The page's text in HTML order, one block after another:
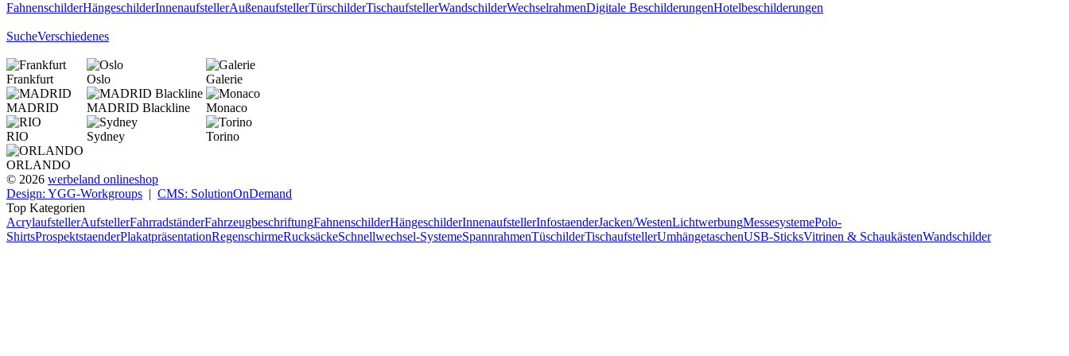
FahnenschilderHängeschilderInnenaufstellerAußenaufstellerTürschilderTischaufstellerWandschilderWechselrahmenDigitale BeschilderungenHotelbeschilderungen
SucheVerschiedenes
Frankfurt Oslo Galerie
MADRID MADRID Blackline Monaco
RIO Sydney Torino
ORLANDO
© 2026 werbeland onlineshop
Design: YGG-Workgroups | CMS: SolutionOnDemand
Top Kategorien
AcrylaufstellerAufstellerFahrradständerFahrzeugbeschriftungFahnenschilderHängeschilderInnenaufstellerInfostaenderJacken/WestenLichtwerbungMessesystemePolo-
ShirtsProspektstaenderPlakatpräsentationRegenschirmeRucksäckeSchnellwechsel-SystemeSpannrahmenTüschilderTischaufstellerUmhängetaschenUSB-SticksVitrinen & SchaukästenWandschilder